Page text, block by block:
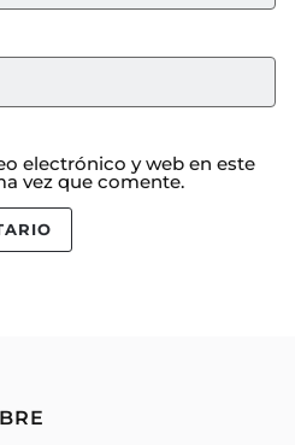
electrónico y web en este
vez que comente.